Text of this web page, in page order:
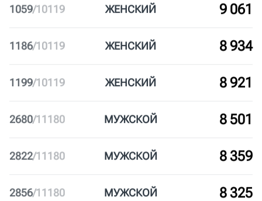
1939/11180 МУЖСКОЙ 9 242
2068/11180 МУЖСКОЙ 9 113
1059/10119 ЖЕНСКИЙ 9 061
1186/10119 ЖЕНСКИЙ 8 934
1199/10119 ЖЕНСКИЙ 8 921
2680/11180 МУЖСКОЙ 8 501